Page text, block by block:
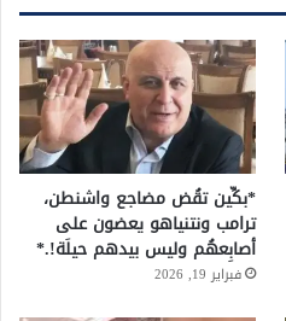
*بكِّين تقُض مضاجع واشنطن،
ترامب ونتنياهو يعضون على
أصابِعهُم وليس بيدهم حيلَة!.*
فبراير 19, 2026